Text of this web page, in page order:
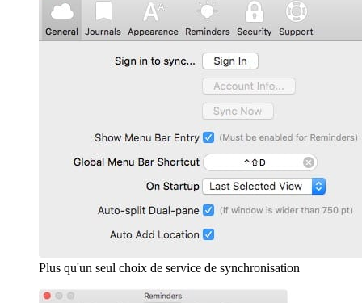
Plus qu'un seul choix de service de synchronisation